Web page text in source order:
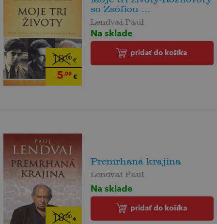
10,00€
5,00€
so Zsófiou ...
Lendvai Paul
Na sklade
pridať do košíka
10,00€
Premrhaná krajina
Lendvai Paul
Na sklade
pridať do košíka